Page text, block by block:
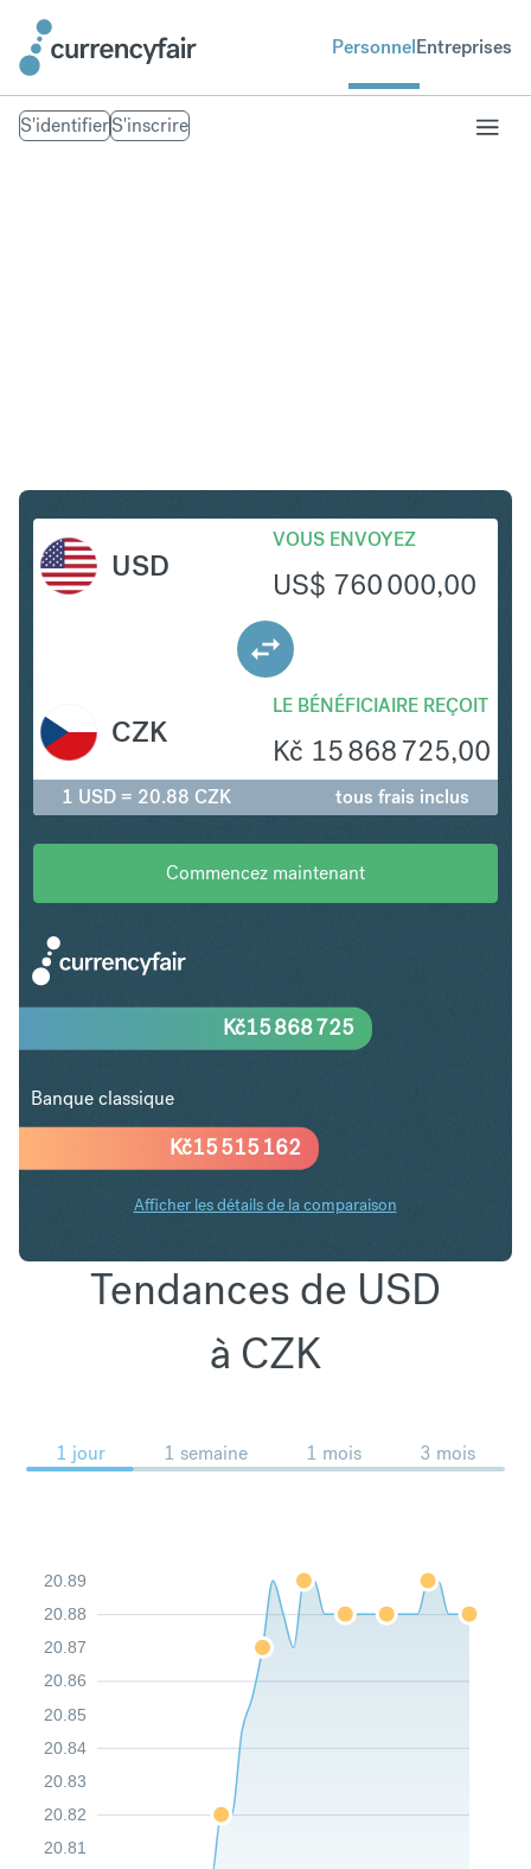
PersonnelEntreprises
S'identifierS'inscrire
USD
VOUS ENVOYEZ
US$ 760 000,00
LE BÉNÉFICIAIRE REÇOIT
Kč 15 868 725,00
CZK
1 USD = 20.88 CZK tous frais inclus
Commencez maintenant
Kč15 515 162
Kč15 868 725
Banque classique
Afficher les détails de la comparaison
Tendances de USD
à CZK
1 jour 1 semaine 1 mois 3 mois
20.81
20.82
20.83
20.84
20.85
20.86
20.87
20.88
20.89